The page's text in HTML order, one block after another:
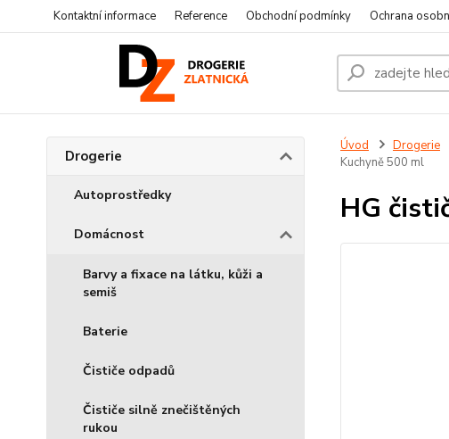
Kontaktní informace Reference Obchodní podmínky Ochrana
Drogerie
Autoprostředky
Domácnost
Barvy a fixace na látku, kůži a
semiš
Baterie
Čističe odpadů
Čističe silně znečištěných
rukou
Úvod Drogerie
Kuchyně 500 ml
HG